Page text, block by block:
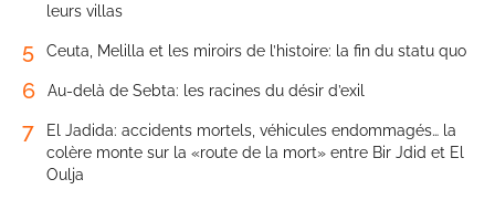
leurs villas
5 Ceuta, Melilla et les miroirs de l’histoire: la fin du statu quo
6 Au-delà de Sebta: les racines du désir d’exil
7
El Jadida: accidents mortels, véhicules endommagés… la
colère monte sur la «route de la mort» entre Bir Jdid et El
Oulja